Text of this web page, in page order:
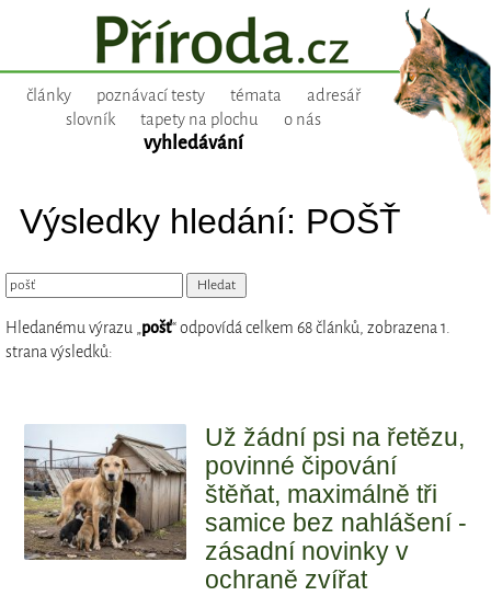
články poznávací testy témata
adresář
slovník
tapety na plochu o nás
vyhledávání
Výsledky hledání: POŠŤ
Hledanému výrazu „pošť“ odpovídá celkem 68 článků, zobrazena 1.
strana výsledků:
Už žádní psi na řetězu,
povinné čipování
štěňat, maximálně tři
samice bez nahlášení -
zásadní novinky v
ochraně zvířat